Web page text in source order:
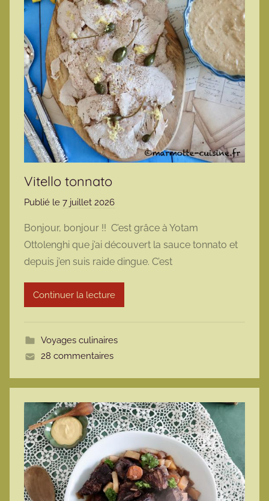
Vitello tonnato
Publié le 7 juillet 2026
r
m
a
r
m
t
Bonjour, bonjour !! C’est grâce à Yotam
Ottolenghi que j’ai découvert la sauce tonnato et
depuis j’en suis raide dingue. C’est
Continuer la lecture
Voyages culinaires
28 commentaires